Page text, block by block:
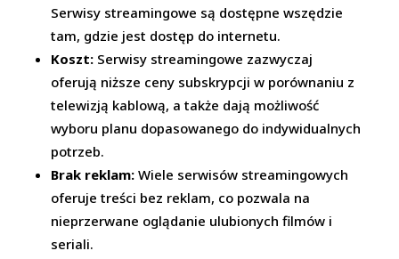
Serwisy streamingowe są dostępne wszędzie
tam, gdzie jest dostęp do internetu.
Koszt: Serwisy streamingowe zazwyczaj
oferują niższe ceny subskrypcji w porównaniu z
telewizją kablową, a także dają możliwość
wyboru planu dopasowanego do indywidualnych
potrzeb.
Brak reklam: Wiele serwisów streamingowych
oferuje treści bez reklam, co pozwala na
nieprzerwane oglądanie ulubionych filmów i
seriali.